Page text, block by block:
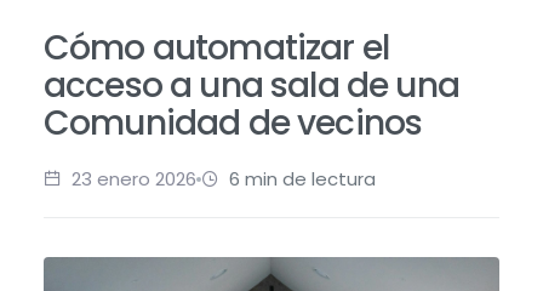
Cómo automatizar el
acceso a una sala de una
Comunidad de vecinos
23 enero 2026 6 min de lectura